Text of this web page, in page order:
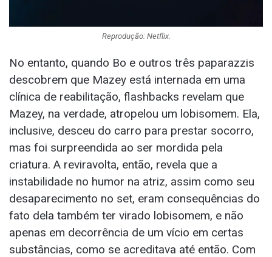
Reprodução: Netflix.
No entanto, quando Bo e outros três paparazzis
descobrem que Mazey está internada em uma
clínica de reabilitação, flashbacks revelam que
Mazey, na verdade, atropelou um lobisomem. Ela,
inclusive, desceu do carro para prestar socorro,
mas foi surpreendida ao ser mordida pela
criatura. A reviravolta, então, revela que a
instabilidade no humor na atriz, assim como seu
desaparecimento no set, eram consequências do
fato dela também ter virado lobisomem, e não
apenas em decorrência de um vício em certas
substâncias, como se acreditava até então. Com